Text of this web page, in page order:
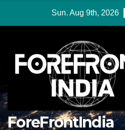
Sun. Aug 9th, 2026
ForeFrontIndia